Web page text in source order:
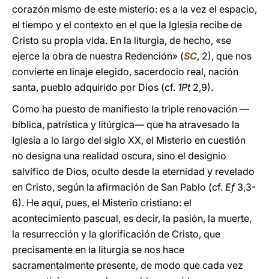
corazón mismo de este misterio: es a la vez el espacio,
el tiempo y el contexto en el que la Iglesia recibe de
Cristo su propia vida. En la liturgia, de hecho, «se
ejerce la obra de nuestra Redención» (SC, 2), que nos
convierte en linaje elegido, sacerdocio real, nación
santa, pueblo adquirido por Dios (cf. 1Pt2,9).
Como ha puesto de manifiesto la triple renovación —
bíblica, patrística y litúrgica— que ha atravesado la
Iglesia a lo largo del siglo XX, el Misterio en cuestión
no designa una realidad oscura, sino el designio
salvífico de Dios, oculto desde la eternidad y revelado
en Cristo, según la afirmación de San Pablo (cf. Ef3,3-
6). He aquí, pues, el Misterio cristiano: el
acontecimiento pascual, es decir, la pasión, la muerte,
la resurrección y la glorificación de Cristo, que
precisamente en la liturgia se nos hace
sacramentalmente presente, de modo que cada vez